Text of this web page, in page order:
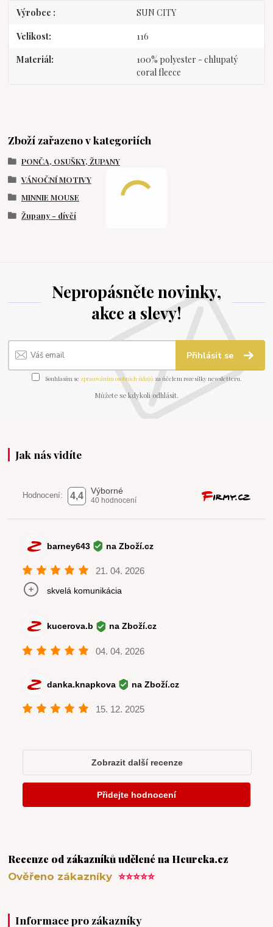
Výrobce SUN CITY
Velikost 116
Materiál
100% polyester - chlupatý
coral fleece
Zboží zařazeno v kategoriích
PONČA, OSUŠKY, ŽUPANY
VÁNOČNÍ MOTIVY
MINNIE MOUSE
Župany - dívčí
Nepropásněte novinky,
akce a slevy!
Přihlásit se
Souhlasím se zpracováním osobních údajů za účelem rozesílky newsletteru.
Můžete se kdykoli odhlásit.
Jak nás vidíte
Recenze od zákazníků udělené na Heureka.cz
Ověřeno zákazníky⭐⭐⭐⭐⭐
Informace pro zákazníky